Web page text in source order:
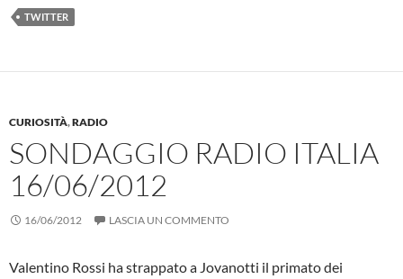
TWITTER
CURIOSITÀ,RADIO
SONDAGGIO RADIO ITALIA
16/06/2012
16/06/2012 LASCIA UN COMMENTO
Valentino Rossi ha strappato a Jovanotti il primato dei